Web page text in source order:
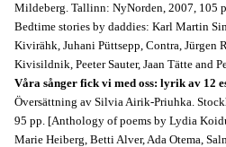
Mildeberg. Tallinn: NyNorden, 2007, 105
Bedtime stories by daddies: Karl Martin
Kivirähk, Juhani Püttsepp, Contra, Jürgen
Kivisildnik, Peeter Sauter, Jaan Tätte and
Våra sånger fick vi med oss: lyrik av 12
Översättning av Silvia Airik-Priuhka.
95 pp. [Anthology of poems by Lydia
Marie Heiberg, Betti Alver, Ada Otema,